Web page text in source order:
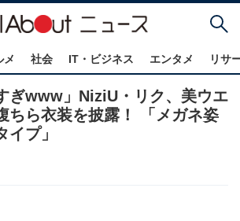
メ 社会 IT・ビジネス エンタメ リサ
ぎwww」NiziU・リク、美ウエ
ちら衣装を披露！ 「メガネ姿
イプ」